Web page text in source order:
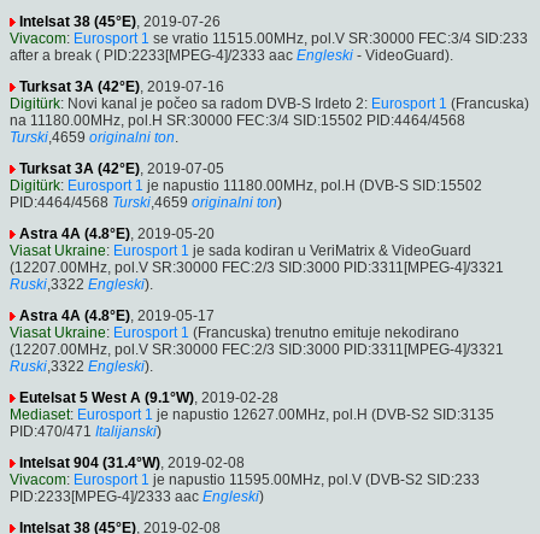
Intelsat 38 (45°E), 2019-07-26
Vivacom: Eurosport 1 se vratio 11515.00MHz, pol.V SR:30000 FEC:3/4 SID:233
after a break ( PID:2233[MPEG-4]/2333 aac Engleski - VideoGuard).
Turksat 3A (42°E), 2019-07-16
Digitürk: Novi kanal je počeo sa radom DVB-S Irdeto 2: Eurosport 1 (Francuska)
na 11180.00MHz, pol.H SR:30000 FEC:3/4 SID:15502 PID:4464/4568
Turski,4659 originalni ton.
Turksat 3A (42°E), 2019-07-05
Digitürk: Eurosport 1 je napustio 11180.00MHz, pol.H (DVB-S SID:15502
PID:4464/4568 Turski,4659 originalni ton)
Astra 4A (4.8°E), 2019-05-20
Viasat Ukraine: Eurosport 1 je sada kodiran u VeriMatrix & VideoGuard
(12207.00MHz, pol.V SR:30000 FEC:2/3 SID:3000 PID:3311[MPEG-4]/3321
Ruski,3322 Engleski).
Astra 4A (4.8°E), 2019-05-17
Viasat Ukraine: Eurosport 1 (Francuska) trenutno emituje nekodirano
(12207.00MHz, pol.V SR:30000 FEC:2/3 SID:3000 PID:3311[MPEG-4]/3321
Ruski,3322 Engleski).
Eutelsat 5 West A (9.1°W), 2019-02-28
Mediaset: Eurosport 1 je napustio 12627.00MHz, pol.H (DVB-S2 SID:3135
PID:470/471 Italijanski)
Intelsat 904 (31.4°W), 2019-02-08
Vivacom: Eurosport 1 je napustio 11595.00MHz, pol.V (DVB-S2 SID:233
PID:2233[MPEG-4]/2333 aac Engleski)
Intelsat 38 (45°E), 2019-02-08